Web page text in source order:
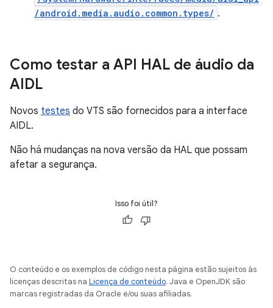
/android.media.audio.common.types/ .
Como testar a API HAL de áudio da
AIDL
Novos testes do VTS são fornecidos para a interface
AIDL.
Não há mudanças na nova versão da HAL que possam
afetar a segurança.
Isso foi útil?
O conteúdo e os exemplos de código nesta página estão sujeitos às
licenças descritas na Licença de conteúdo. Java e OpenJDK são
marcas registradas da Oracle e/ou suas afiliadas.